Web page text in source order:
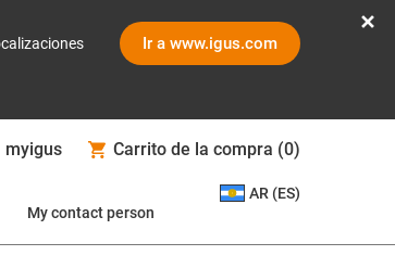
Ir a www.igus.com
myigus Carrito de la compra (0)
My contact person
AR (ES)